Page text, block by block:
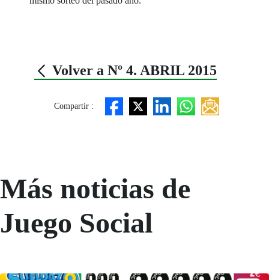
Volver a Nº 4. ABRIL 2015
Compartir :
Más noticias de
Juego Social